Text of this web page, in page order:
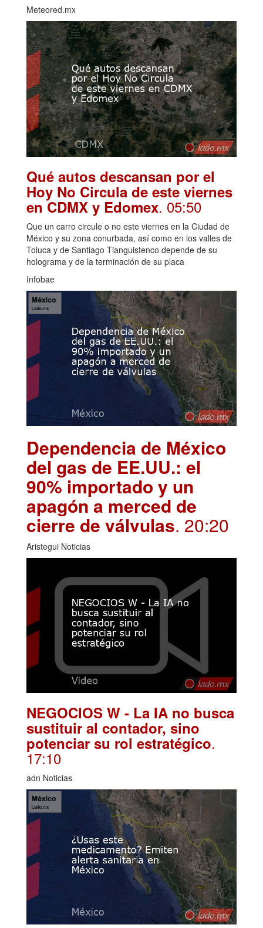
Meteored.mx
Qué autos descansan por el
Hoy No Circula de este viernes
en CDMX y Edomex. 05:50
Que un carro circule o no este viernes en la Ciudad de
México y su zona conurbada, así como en los valles de
Toluca y de Santiago Tianguistenco depende de su
holograma y de la terminación de su placa
Infobae
Dependencia de México
del gas de EE.UU.: el
90% importado y un
apagón a merced de
cierre de válvulas. 20:20
Aristegui Noticias
NEGOCIOS W - La IA no busca
sustituir al contador, sino
potenciar su rol estratégico.
17:10
adn Noticias